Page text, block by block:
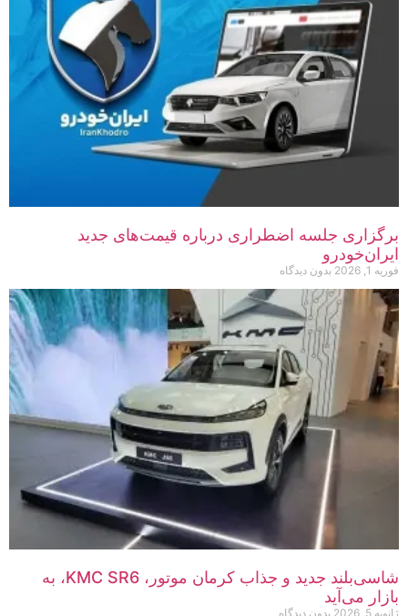
برگزاری جلسه اضطراری درباره قیمت‌های جدید
ایران‌خودرو
فوریه 1, 2026 بدون دیدگاه
شاسی‌بلند جدید و جذاب کرمان موتور، KMC SR6، به
بازار می‌آید
ژانویه 5, 2026 بدون دیدگاه